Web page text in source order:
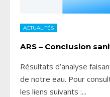
ACTUALITÉS
ARS – Conclusion
Résultats d’analyse
de notre eau. Pour
les liens suivants :...